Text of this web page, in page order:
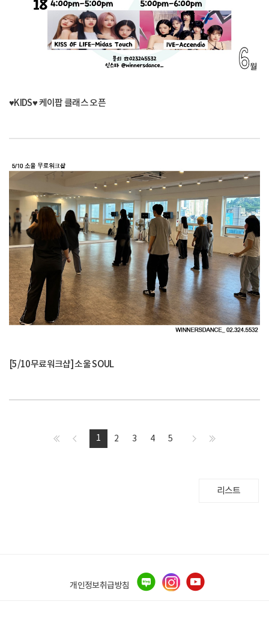
♥KIDS♥ 케이팝 클래스 오픈
[5/10무료워크샵] 소울 SOUL
1 2 3 4 5
리스트
개인정보취급방침